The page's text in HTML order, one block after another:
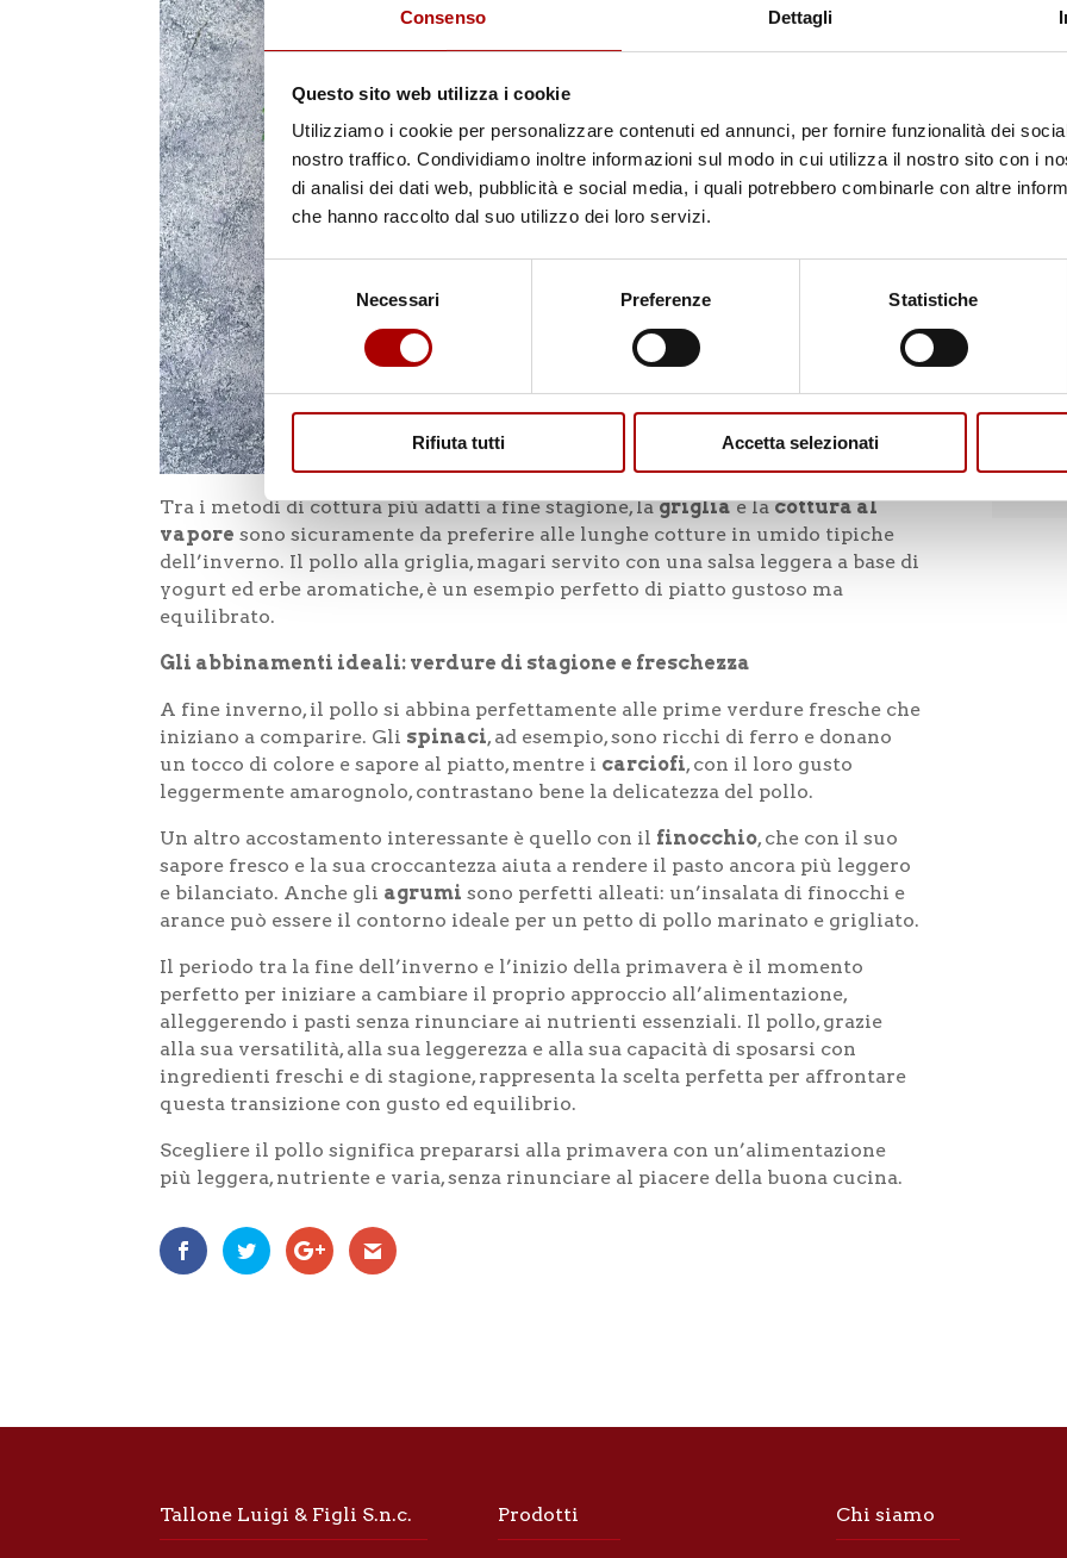
Consenso Dettagli
Questo sito web utilizza i cookie
Utilizziamo i cookie per personalizzare contenuti ed annunci, per fornire funzionalità dei
nostro traffico. Condividiamo inoltre informazioni sul modo in cui utilizza il nostro sito con i
di analisi dei dati web, pubblicità e social media, i quali potrebbero combinarle con altre
che hanno raccolto dal suo utilizzo dei loro servizi.
Selezione
del
consenso
Necessari Preferenze Statistiche
Rifiuta tutti Accetta selezionati
Tra i metodi di cottura più adatti a fine stagione, lagrigliae lacottura al
vapore sono sicuramente da preferire alle lunghe cotture in umido tipiche
dell’inverno. Il pollo alla griglia, magari servito con una salsa leggera a base di
yogurt ed erbe aromatiche, è un esempio perfetto di piatto gustoso ma
equilibrato.
Gli abbinamenti ideali: verdure di stagione e freschezza
A fine inverno, il pollo si abbina perfettamente alle prime verdure fresche che
iniziano a comparire. Gli spinaci, ad esempio, sono ricchi di ferro e donano
un tocco di colore e sapore al piatto, mentre i carciofi, con il loro gusto
leggermente amarognolo, contrastano bene la delicatezza del pollo.
Un altro accostamento interessante è quello con il finocchio, che con il suo
sapore fresco e la sua croccantezza aiuta a rendere il pasto ancora più leggero
e bilanciato. Anche gli agrumi sono perfetti alleati: un’insalata di finocchi e
arance può essere il contorno ideale per un petto di pollo marinato e grigliato.
Il periodo tra la fine dell’inverno e l’inizio della primavera è il momento
perfetto per iniziare a cambiare il proprio approccio all’alimentazione,
alleggerendo i pasti senza rinunciare ai nutrienti essenziali. Il pollo, grazie
alla sua versatilità, alla sua leggerezza e alla sua capacità di sposarsi con
ingredienti freschi e di stagione, rappresenta la scelta perfetta per affrontare
questa transizione con gusto ed equilibrio.
Scegliere il pollo significa prepararsi alla primavera con un’alimentazione
più leggera, nutriente e varia, senza rinunciare al piacere della buona cucina.
H
o
f
o
t
che
Tallone Luigi & Figli S.n.c. Prodotti Chi siamo